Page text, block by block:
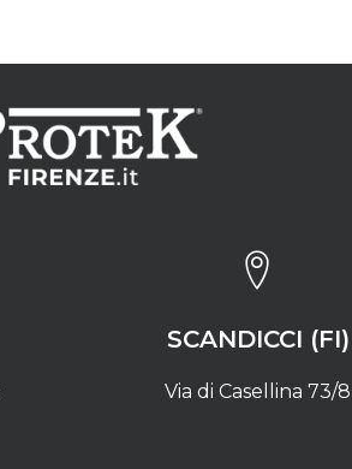
SCANDICCI (FI)
Via di Casellina 73/8